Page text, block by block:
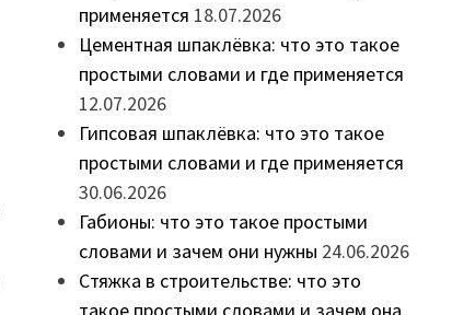
применяется 18.07.2026
Цементная шпаклёвка: что это такое
простыми словами и где применяется
12.07.2026
Гипсовая шпаклёвка: что это такое
простыми словами и где применяется
30.06.2026
Габионы: что это такое простыми
словами и зачем они нужны 24.06.2026
Стяжка в строительстве: что это